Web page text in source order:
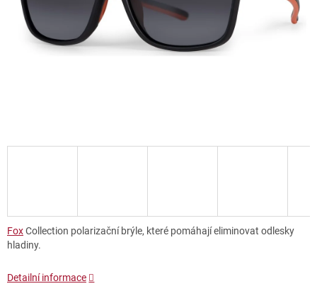
FoxCollection polarizační brýle, které pomáhají eliminovat odlesky
hladiny.
Detailní informace